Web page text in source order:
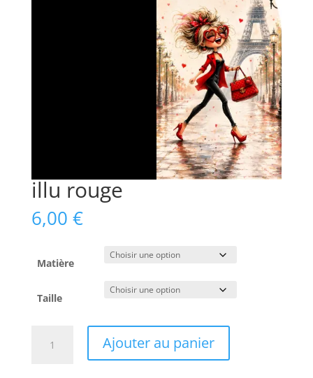
illu rouge
6,00 €
Matière
Taille
Ajouter au panier